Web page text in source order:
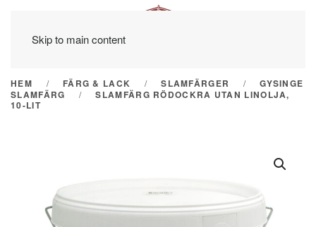
Skip to main content
HEM FÄRG & LACK SLAMFÄRGER
GYSINGE
SLAMFÄRG
SLAMFÄRG RÖDOCKRA UTAN LINOLJA,
10-LIT